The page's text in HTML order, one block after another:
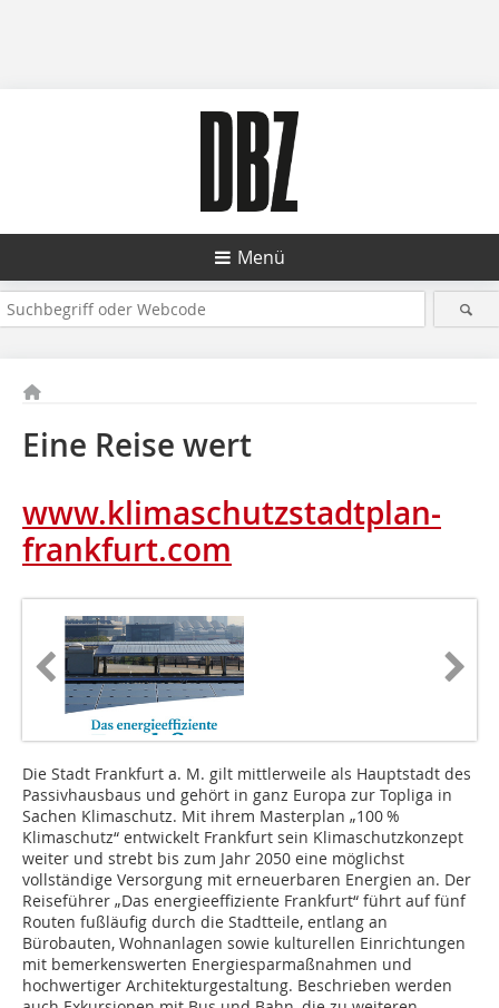
Menü
Eine Reise wert
www.klimaschutzstadtplan-
frankfurt.com
Die Stadt Frankfurt a. M. gilt mittlerweile als Hauptstadt des
Passivhausbaus und gehört in ganz Europa zur Topliga in
Sachen Klimaschutz. Mit ihrem Masterplan „100 %
Klimaschutz“ entwickelt Frankfurt sein Klimaschutzkonzept
weiter und strebt bis zum Jahr 2050 eine möglichst
vollständige Versorgung mit erneuerbaren Energien an. Der
Reiseführer „Das energieeffiziente Frankfurt“ führt auf fünf
Routen fußläufig durch die Stadtteile, entlang an
Bürobauten, Wohnanlagen sowie kulturellen Einrichtungen
mit bemerkenswerten Energiesparmaßnahmen und
hochwertiger Architekturgestaltung. Beschrieben werden